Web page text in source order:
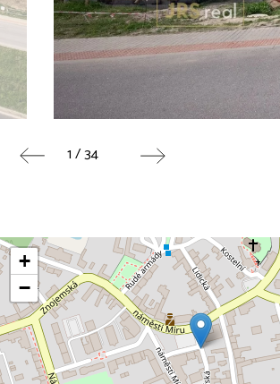
1 / 34
+
−